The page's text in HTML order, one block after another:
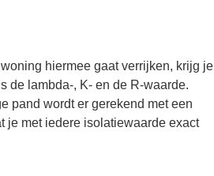
hiermee gaat verrijken, krijg je
de lambda-, K- en de R-waarde.
pand wordt er gerekend met een
je met iedere isolatiewaarde exact